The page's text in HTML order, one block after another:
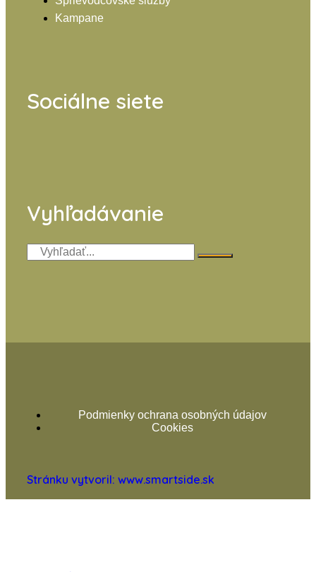
Kampane
Sociálne siete
Vyhľadávanie
Podmienky ochrana osobných údajov
Cookies
Stránku vytvoril: www.smartside.sk